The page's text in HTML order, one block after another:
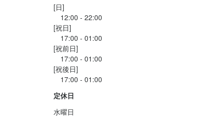
[日]
12:00 - 22:00
[祝日]
17:00 - 01:00
[祝前日]
17:00 - 01:00
[祝後日]
定休日
水曜日
￣￣￣￣￣￣￣￣￣￣￣￣￣￣￣￣￣￣
身に付くスキル
サービスマナー 店舗運営
必須スキル・経験
お店の採用担当者からのメッセージ
お気軽にお問い合わせください！
必須スキル・経験
歓迎スキル・経験
飲食店での調理経験 調理師免許
必須スキル・経験
歓迎スキル・経験
飲食店での調理経験 調理師免許
求める人物像
・笑顔で明るくお客様を迎えられる方
・チームで仕事をすることに意欲的な方
選考の流れ
求める人物像
・笑顔で明るくお客様を迎えられる方
・チームで仕事をすることに意欲的な方
選考の流れ
選考の流れ
面接１回にて合否の判断をさせていただきます。